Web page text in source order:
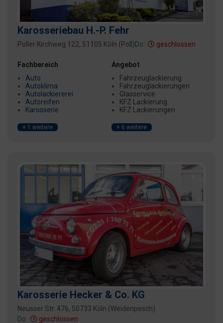
Karosseriebau H.-P. Fehr
Poller Kirchweg 122, 51105 Köln (Poll)Do: geschlossen
Fachbereich
Auto
Autoklima
Autolackiererei
Autoreifen
Karosserie
+ 1 weitere
Angebot
Fahrzeuglackierung
Fahrzeuglackierungen
Glasservice
KFZ Lackierung
KFZ Lackierungen
+ 6 weitere
Karosserie Hecker & Co. KG
Neusser Str. 476, 50733 Köln (Weidenpesch)
Do:
geschlossen